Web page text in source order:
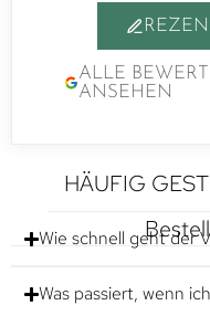
ALLE
ANSEHEN
HÄUFIG
Wie schnell geht der
Was passiert, wenn